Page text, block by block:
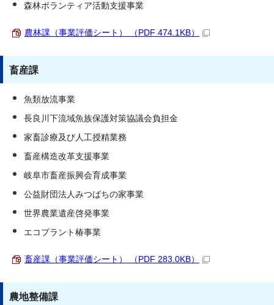
森林ボランティア活動支援事業
農林課（事業評価シート） （PDF 474.1KB）
畜産課
魚類放流事業
長良川下流域魚族保護対策協議会負担金
家畜診療及び人工授精業務
畜産構造改革支援事業
岐阜市畜産振興会育成事業
公益財団法人みつばちの家事業
世界農業遺産啓発事業
エコプラント椿事業
畜産課（事業評価シート） （PDF 283.0KB）
農地整備課